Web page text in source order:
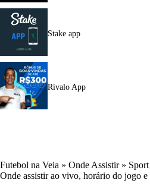
Stake app
Rivalo App
Futebol na Veia » Onde Assistir»
Onde assistir ao vivo, horário do jogo e